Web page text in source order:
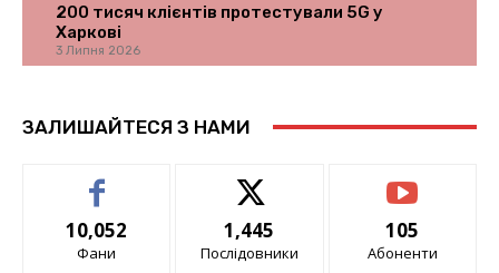
200 тисяч клієнтів протестували 5G у
Харкові
3 Липня 2026
ЗАЛИШАЙТЕСЯ З НАМИ
10,052
Фани
1,445
Послідовники
105
Абоненти